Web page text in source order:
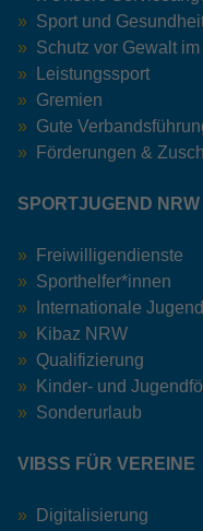
Sport und
Schutz vor Gewalt
Leistungssport
Gremien
Gute
Förderungen &
SPORTJUGEND NRW
Freiwilligendienste
Sporthelfer*innen
Internationale
Kibaz NRW
Qualifizierung
Kinder- und
Sonderurlaub
VIBSS FÜR VEREINE
Digitalisierung